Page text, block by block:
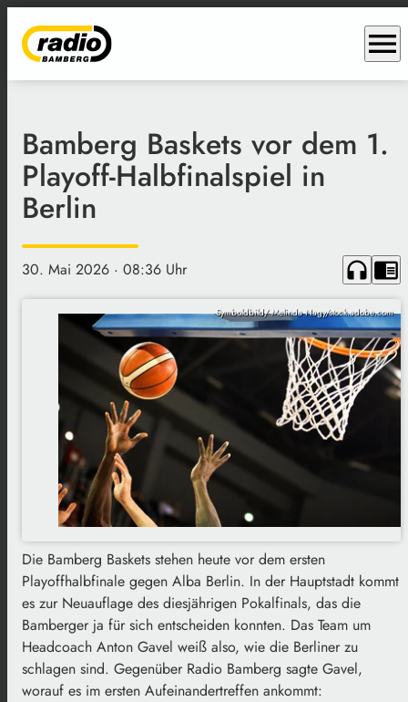
menu
Bamberg Baskets vor dem 1.
Playoff-Halbfinalspiel in
Berlin
30. Mai 2026 · 08:36 Uhr headphones chrome_reader_mode
Symboldbild/ Melinda Nagy/stock.adobe.com
Die Bamberg Baskets stehen heute vor dem ersten
Playoffhalbfinale gegen Alba Berlin. In der Hauptstadt kommt
es zur Neuauflage des diesjährigen Pokalfinals, das die
Bamberger ja für sich entscheiden konnten. Das Team um
Headcoach Anton Gavel weiß also, wie die Berliner zu
schlagen sind. Gegenüber Radio Bamberg sagte Gavel,
worauf es im ersten Aufeinandertreffen ankommt: